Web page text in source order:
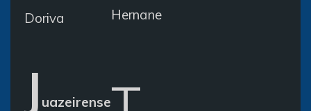
Hernane
Doriva
J uazeirense